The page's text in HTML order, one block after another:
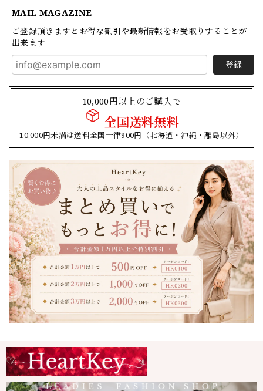
MAIL MAGAZINE
ご登録頂きますとお得な割引や最新情報をお受取りすることが
出来ます
登録
10,000円以上のご購入で
全国送料無料
10,000円未満は送料全国一律900円（北海道・沖縄・離島以外）